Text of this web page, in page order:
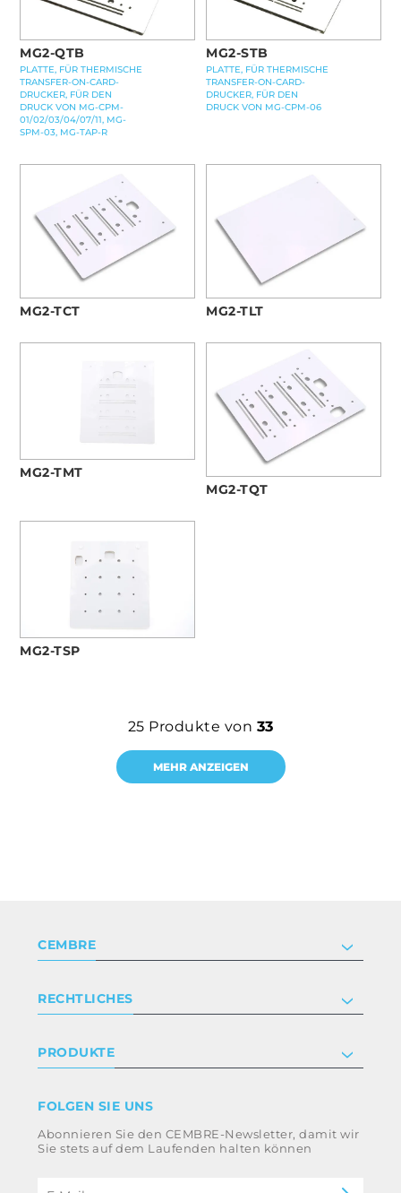
MG2-QTB
PLATTE, FÜR THERMISCHE
TRANSFER-ON-CARD-
DRUCKER, FÜR DEN
DRUCK VON MG-CPM-
01/02/03/04/07/11, MG-
SPM-03, MG-TAP-R
MG2-STB
PLATTE, FÜR THERMISCHE
TRANSFER-ON-CARD-
DRUCKER, FÜR DEN
DRUCK VON MG-CPM-06
MG2-TCT MG2-TLT
MG2-TMT
MG2-TQT
MG2-TSP
25 Produkte von 33
MEHR ANZEIGEN
CEMBRE
Zertifizierung
Arbeite mit uns
RECHTLICHES
Geschäftsbedingungen
Whistleblowing
Ethikkodex und Antikorruptionsrichtlinie der
Gruppe
PRODUKTE
Energie
B2B Disclaimer
FOLGEN SIE UNS
Abonnieren Sie den CEMBRE-Newsletter, damit wir
Sie stets auf dem Laufenden halten können